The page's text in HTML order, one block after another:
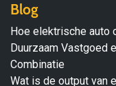
Blog
Hoe elektrische auto
Duurzaam Vastgoed
Combinatie
Wat is de output van